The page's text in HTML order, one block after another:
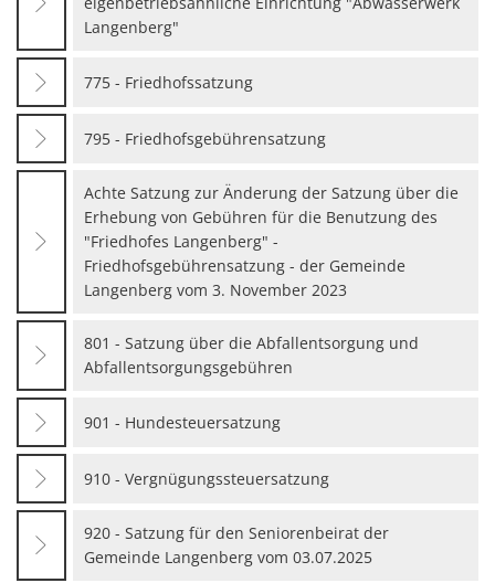
Langenberg"
775 - Friedhofssatzung
795 - Friedhofsgebührensatzung
Achte Satzung zur Änderung der Satzung über die
Erhebung von Gebühren für die Benutzung des
"Friedhofes Langenberg" -
Friedhofsgebührensatzung - der Gemeinde
Langenberg vom 3. November 2023
801 - Satzung über die Abfallentsorgung und
Abfallentsorgungsgebühren
901 - Hundesteuersatzung
910 - Vergnügungssteuersatzung
920 - Satzung für den Seniorenbeirat der
Gemeinde Langenberg vom 03.07.2025